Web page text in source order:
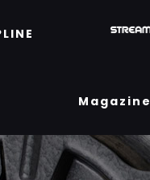
Magazine